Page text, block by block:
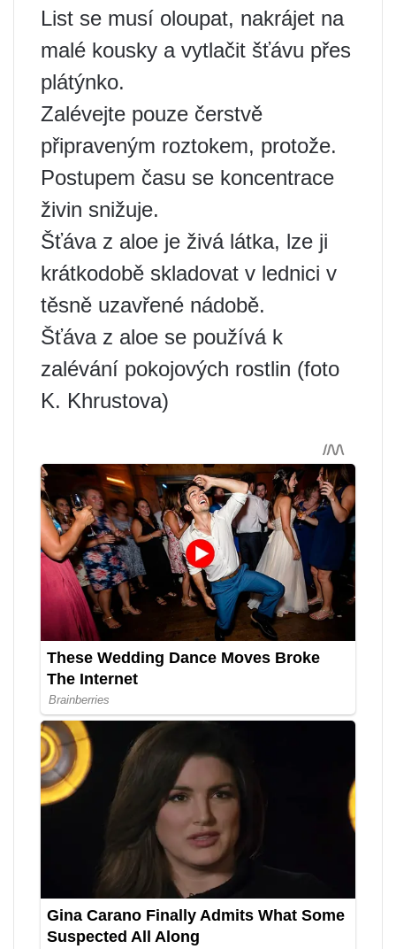
List se musí oloupat, nakrájet na
malé kousky a vytlačit šťávu přes
plátýnko.
Zalévejte pouze čerstvě
připraveným roztokem, protože.
Postupem času se koncentrace
živin snižuje.
Šťáva z aloe je živá látka, lze ji
krátkodobě skladovat v lednici v
těsně uzavřené nádobě.
Šťáva z aloe se používá k
zalévání pokojových rostlin (foto
K. Khrustova)